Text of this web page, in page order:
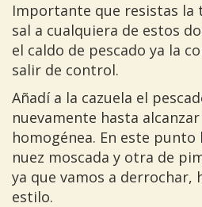
Importante que resistas la
sal a cualquiera de estos
el caldo de pescado ya la
salir de control.
Añadí a la cazuela el
nuevamente hasta
homogénea. En este punto
nuez moscada y otra de
ya que vamos a derrochar,
estilo.